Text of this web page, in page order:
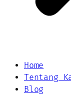
Home
Tentang
Blog